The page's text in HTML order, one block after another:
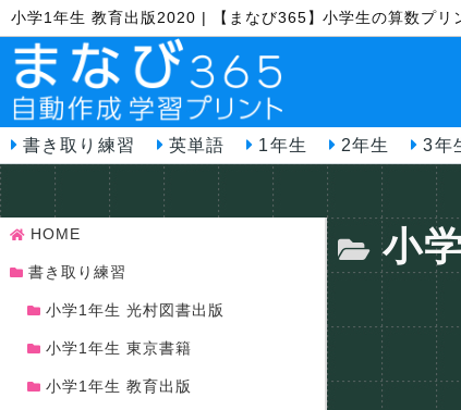
小学1年生 教育出版2020 | 【まなび365】小学生の算数プリ
書き取り練習 英単語 1年生 2年生 3年
小
HOME
書き取り練習
小学1年生 光村図書出版
小学1年生 東京書籍
小学1年生 教育出版